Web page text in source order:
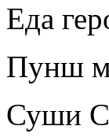
Еда
Пунш
Суши